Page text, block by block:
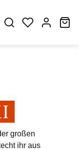
großen
ihr aus